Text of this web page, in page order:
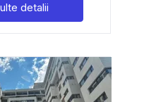
detalii